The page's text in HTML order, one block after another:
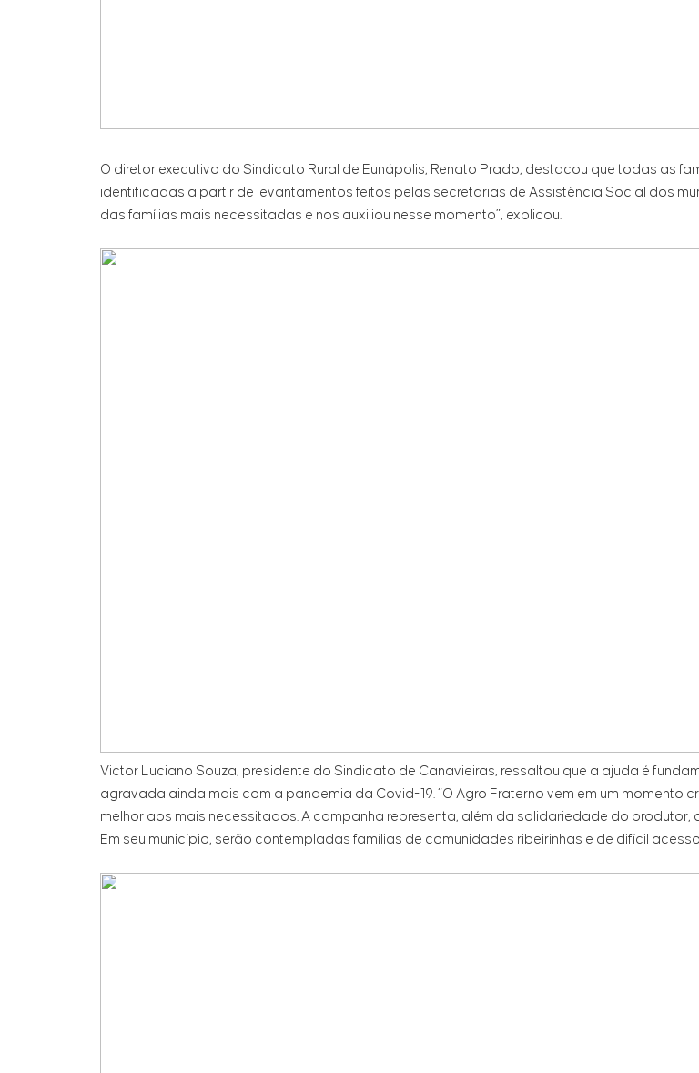
O diretor executivo do Sindicato Rural de Eunápolis, Renato Prado, destacou que todas as
identificadas a partir de levantamentos feitos pelas secretarias de Assistência Social dos
das famílias mais necessitadas e nos auxiliou nesse momento”, explicou.
Victor Luciano Souza, presidente do Sindicato de Canavieiras, ressaltou que a ajuda é
agravada ainda mais com a pandemia da Covid-19. “O Agro Fraterno vem em um momento
melhor aos mais necessitados. A campanha representa, além da solidariedade do produtor,
Em seu município, serão contempladas famílias de comunidades ribeirinhas e de difícil acesso.